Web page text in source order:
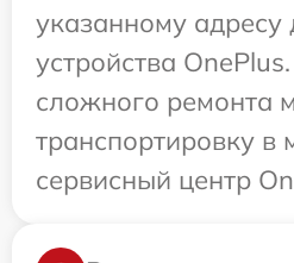
указанному адресу
устройства
сложного ремонта
транспортировку в
сервисный центр